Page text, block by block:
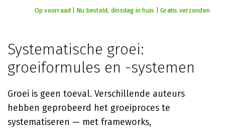
Op voorraad | Nu besteld, dinsdag in huis | Gratis verzonden
Systematische groei:
groeiformules en -systemen
Groei is geen toeval. Verschillende auteurs
hebben geprobeerd het groeiproces te
systematiseren — met frameworks,